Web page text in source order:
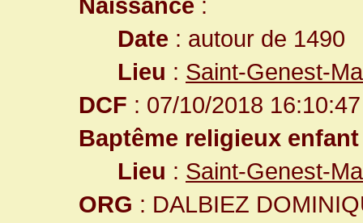
Date : autour de 1490
Lieu : Saint-Genest-
DCF : 07/10/2018 16:10:47
Baptême religieux enfant
Lieu : Saint-Genest-
ORG : DALBIEZ